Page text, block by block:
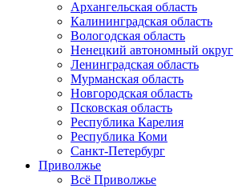
Архангельская область
Калининградская область
Вологодская область
Ненецкий автономный округ
Ленинградская область
Мурманская область
Новгородская область
Псковская область
Республика Карелия
Республика Коми
Санкт-Петербург
Приволжье
Всё Приволжье